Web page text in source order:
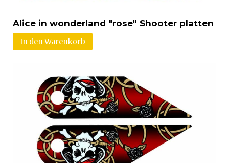
Alice in wonderland "rose" Shooter platten
In den Warenkorb